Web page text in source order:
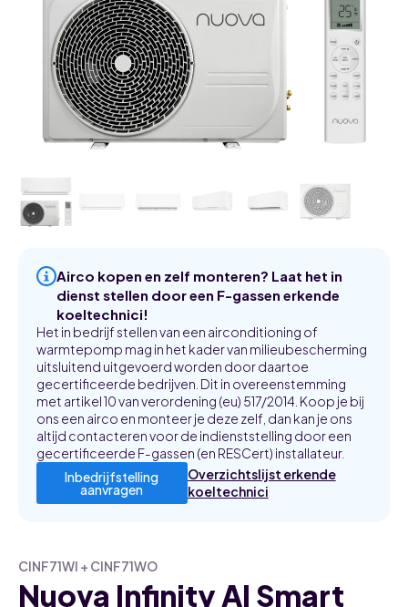
Airco kopen en zelf monteren? Laat het in
dienst stellen door een F-gassen erkende
koeltechnici!
Het in bedrijf stellen van een airconditioning of
warmtepomp mag in het kader van milieubescherming
uitsluitend uitgevoerd worden door daartoe
gecertificeerde bedrijven. Dit in overeenstemming
met artikel 10 van verordening (eu) 517/2014. Koop je bij
ons een airco en monteer je deze zelf, dan kan je ons
altijd contacteren voor de indienststelling door een
gecertificeerde F-gassen (en RESCert) installateur.
Inbedrijfstelling
aanvragen
Overzichtslijst erkende
koeltechnici
CINF71WI + CINF71WO
Nuova Infinity AI Smart